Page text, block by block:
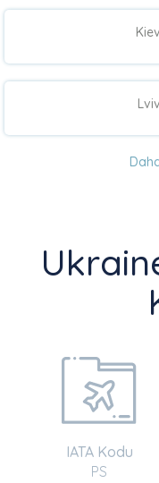
Kiev
Lviv
IATA Kodu
PS